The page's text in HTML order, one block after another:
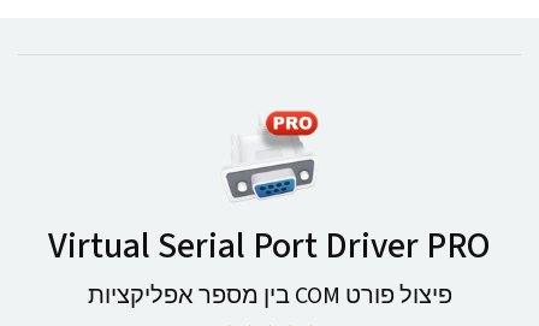
Virtual Serial Port Driver PRO
פיצול פורט COM בין מספר אפליקציות